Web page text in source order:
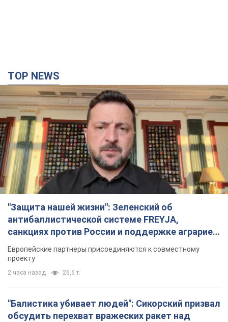
TOP NEWS
"Защита нашей жизни": Зеленский об
антибаллистической системе FREYJA,
санкциях против России и поддержке аграриев.
Видео
Европейские партнеры присоединяются к совместному
проекту
2 часа назад 26,6 т.
"Балистика убивает людей": Сикорский призвал
обсудить перехват вражеских ракет над